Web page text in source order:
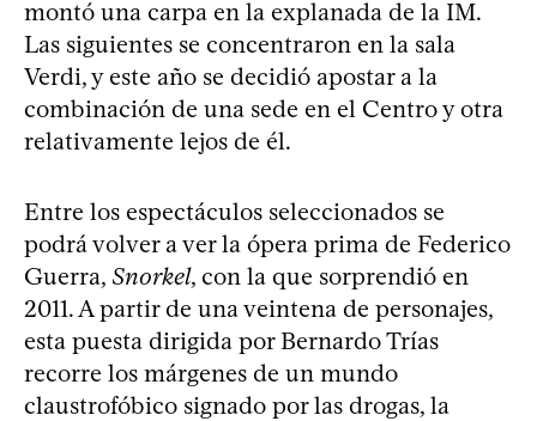
montó una carpa en la explanada de la IM.
Las siguientes se concentraron en la sala
Verdi, y este año se decidió apostar a la
combinación de una sede en el Centro y otra
relativamente lejos de él.
Entre los espectáculos seleccionados se
podrá volver a ver la ópera prima de Federico
Guerra, Snorkel, con la que sorprendió en
2011. A partir de una veintena de personajes,
esta puesta dirigida por Bernardo Trías
recorre los márgenes de un mundo
claustrofóbico signado por las drogas, la